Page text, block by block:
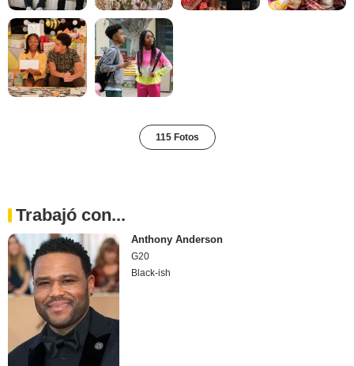
115 Fotos
Trabajó con...
Anthony Anderson
G20
Black-ish